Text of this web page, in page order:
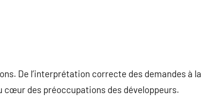
De l’interprétation correcte des demandes à la
cœur des préoccupations des développeurs.